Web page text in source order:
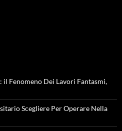
il Fenomeno Dei Lavori Fantasmi,
Scegliere Per Operare Nella